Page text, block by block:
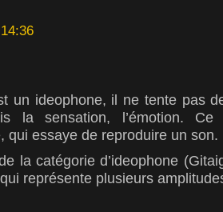
un ideophone, il ne tente pas
la sensation, l’émotion.
qui essaye de reproduire un son.
la catégorie d’ideophone
représente plusieurs